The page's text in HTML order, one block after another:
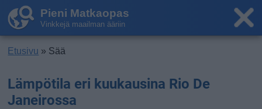
Pieni Matkaopas
Vinkkejä maailman ääriin
Etusivu » Sää
Lämpötila eri kuukausina Rio De
Janeirossa